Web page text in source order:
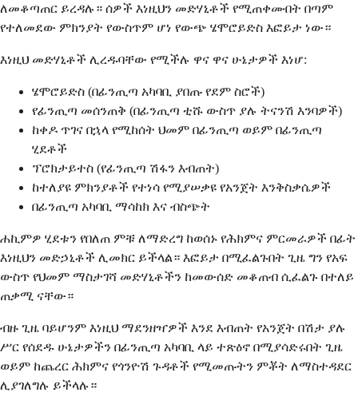
ለመቆጣጠር ይረዳሉ። ሰዎች እነዚህን መድሃኒቶች የሚጠቀሙበት በጣም
የተለመደው ምክንያት የውስጥም ሆነ የውጭ ሄሞሮይድስ እፎይታ ነው።
እነዚህ መድሃኒቶች ሊረዱባቸው የሚችሉ ዋና ዋና ሁኔታዎች እነሆ:
ሄሞሮይድስ (በፊንጢጣ አካባቢ ያበጡ የደም ስሮች)
የፊንጢጣ መሰንጠቅ (በፊንጢጣ ቲሹ ውስጥ ያሉ ትናንሽ እንባዎች)
ከቀዶ ጥገና በኋላ የሚከሰት ህመም በፊንጢጣ ወይም በፊንጢጣ
ሂደቶች
ፕሮክታይተስ (የፊንጢጣ ሽፋን እብጠት)
ከተለያዩ ምክንያቶች የተነሳ የሚያሠቃዩ የአንጀት እንቅስቃሴዎች
በፊንጢጣ አካባቢ ማሳከክ እና ብስጭት
ሐኪምዎ ሂደቱን የበለጠ ምቹ ለማድረግ ከወሰኑ የሕክምና ምርመራዎች በፊት
እነዚህን መድኃኒቶች ሊመክር ይችላል። እፎይታ በሚፈልጉበት ጊዜ ግን የአፍ
ውስጥ የህመም ማስታገሻ መድሃኒቶችን ከመውሰድ መቆጠብ ሲፈልጉ በተለይ
ጠቃሚ ናቸው።
ብዙ ጊዜ ባይሆንም እነዚህ ማደንዘዣዎች እንደ እብጠት የአንጀት በሽታ ያሉ
ሥር የሰደዱ ሁኔታዎችን በፊንጢጣ አካባቢ ላይ ተጽዕኖ በሚያሳድሩበት ጊዜ
ወይም ከጨረር ሕክምና የጎንዮሽ ጉዳቶች የሚመጡትን ምቾት ለማስተዳደር
ሊያገለግሉ ይችላሉ።